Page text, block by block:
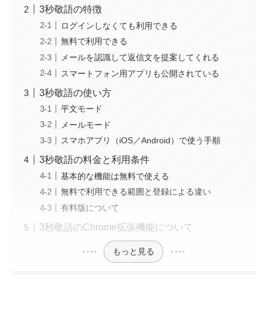
3秒敬語の特徴
ログインしなくても利用できる
無料で利用できる
メールを認識して返信文を提案してくれる
スマートフォン用アプリも公開されている
3秒敬語の使い方
平文モード
メールモード
スマホアプリ（iOS／Android）で使う手順
3秒敬語の料金と利用条件
基本的な機能は無料で使える
無料で利用できる範囲と登録による違い
有料版について
3秒敬語のChrome拡張機能について
もっと見る